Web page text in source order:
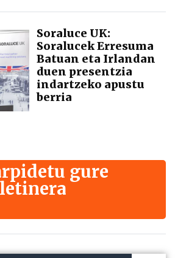
Soraluce UK:
Soralucek Erresuma
Batuan eta Irlandan
duen presentzia
indartzeko apustu
berria
gure